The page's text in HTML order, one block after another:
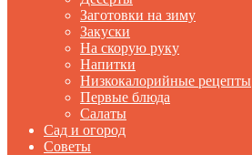
Заготовки на зиму
Закуски
На скорую руку
Напитки
Низкокалорийные рецепты
Первые блюда
Салаты
Сад и огород
Советы